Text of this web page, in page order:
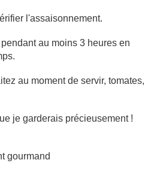
l'assaisonnement.
au moins 3 heures en
au moment de servir, tomates,
je garderais précieusement !
gourmand